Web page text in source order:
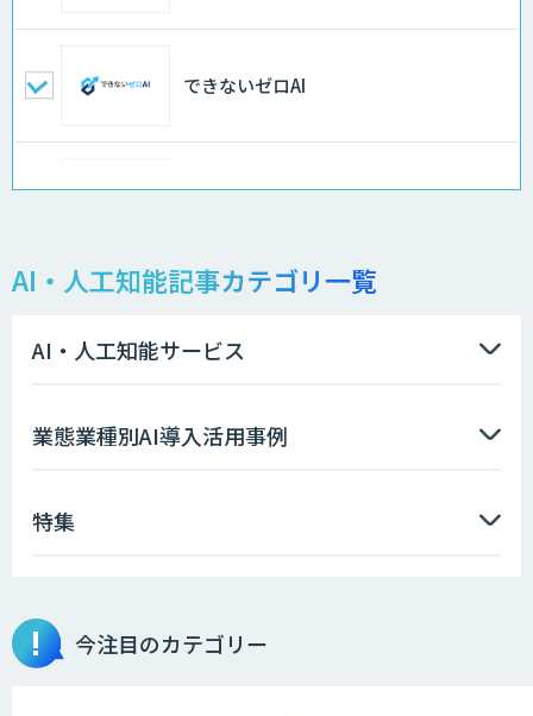
できないゼロAI
Docify（ドシファイ）
imprai ezKotae
物品輸出から留学生・研究者のバックチ
ェックまで自動化。輸出管理
AI・人工知能記事カテゴリ一覧
AI・人工知能サービス
業態業種別AI導入活用事例
特集
今注目のカテゴリー